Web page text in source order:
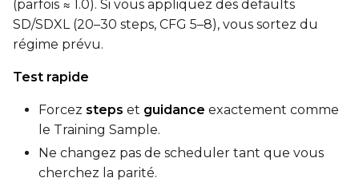
(parfois ≈ 1.0). Si vous appliquez des defaults
SD/SDXL (20–30 steps, CFG 5–8), vous sortez du
régime prévu.
Test rapide
Forcez steps et guidance exactement comme
le Training Sample.
Ne changez pas de scheduler tant que vous
cherchez la parité.